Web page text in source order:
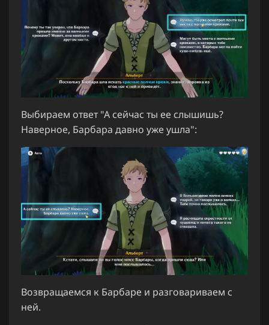
Выбираем ответ "А сейчас ты ее слышишь?
Наверное, Барбара давно уже ушла":
Возвращаемся к Барбаре и разговариваем с
ней.